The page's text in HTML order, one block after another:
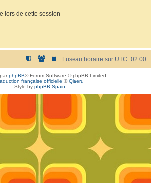
lors de cette session
Fuseau horaire sur UTC+02:00
phpBB® Forum Software © phpBB Limited
française officielle ©Qiaeru
Style by phpBB Spain